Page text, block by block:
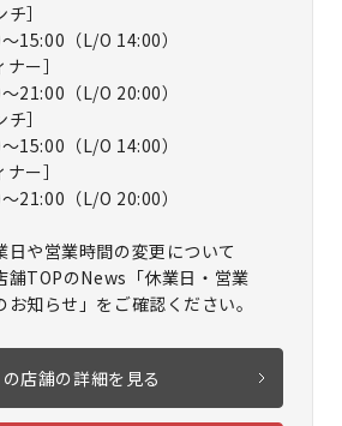
チ］
15:00（L/O 14:00）
ナー］
21:00（L/O 20:00）
チ］
15:00（L/O 14:00）
ナー］
21:00（L/O 20:00）
や営業時間の変更について
舗TOPのNews「休業日・営業
お知らせ」をご確認ください。
の店舗の詳細を見る